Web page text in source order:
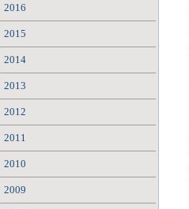
2016
2015
2014
2013
2012
2011
2010
2009